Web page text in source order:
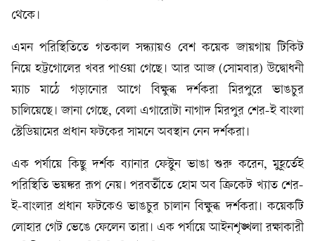
থেকে।
এমন পরিস্থিতিতে গতকাল সন্ধ্যায়ও বেশ কয়েক জায়গায় টিকিট
নিয়ে হট্টগোলের খবর পাওয়া গেছে। আর আজ (সোমবার) উদ্বোধনী
ম্যাচ মাঠে গড়ানোর আগে বিক্ষুব্ধ দর্শকরা মিরপুরে ভাঙচুর
চালিয়েছে। জানা গেছে, বেলা এগারোটা নাগাদ মিরপুর শের-ই বাংলা
স্টেডিয়ামের প্রধান ফটকের সামনে অবস্থান নেন দর্শকরা।
এক পর্যায়ে কিছু দর্শক ব্যানার ফেস্টুন ভাঙা শুরু করেন, মুহূর্তেই
পরিস্থিতি ভয়ঙ্কর রূপ নেয়। পরবর্তীতে হোম অব ক্রিকেট খ্যাত শের-
ই-বাংলার প্রধান ফটকেও ভাঙচুর চালান বিক্ষুব্ধ দর্শকরা। কয়েকটি
লোহার গেট ভেঙে ফেলেন তারা। এক পর্যায়ে আইনশৃঙ্খলা রক্ষাকারী